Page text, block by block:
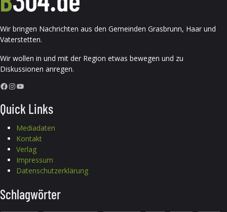
Wir bringen Nachrichten aus den Gemeinden Grasbrunn, Haar und
Vaterstetten.
Wir wollen in und mit der Region etwas bewegen und zu
Diskussionen anregen.
Facebook InstagramYouTube
Quick Links
Mediadaten
Kontakt
Verlag
Impressum
Datenschutzerklärung
Schlagwörter